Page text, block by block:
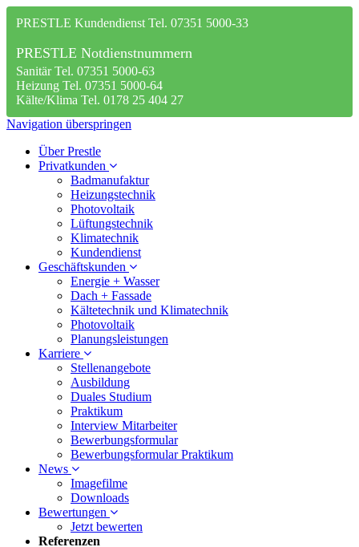
PRESTLE Kundendienst Tel. 07351 5000-33
PRESTLE Notdienstnummern
Sanitär Tel. 07351 5000-63
Heizung Tel. 07351 5000-64
Kälte/Klima Tel. 0178 25 404 27
Navigation überspringen
Über Prestle
Privatkunden
Badmanufaktur
Heizungstechnik
Photovoltaik
Lüftungstechnik
Klimatechnik
Kundendienst
Geschäftskunden
Energie + Wasser
Dach + Fassade
Kältetechnik und Klimatechnik
Photovoltaik
Planungsleistungen
Karriere
Stellenangebote
Ausbildung
Duales Studium
Praktikum
Interview Mitarbeiter
Bewerbungsformular
Bewerbungsformular Praktikum
News
Imagefilme
Downloads
Bewertungen
Jetzt bewerten
Referenzen